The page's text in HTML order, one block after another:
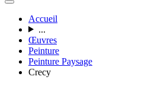
Accueil
...
Œuvres
Peinture
Peinture Paysage
Crecy